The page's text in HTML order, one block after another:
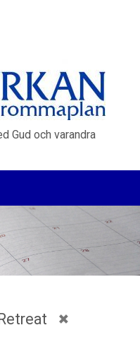
Gud och varandra